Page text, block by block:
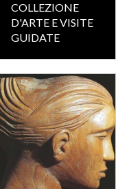
COLLEZIONE
D'ARTE E VISITE
GUIDATE